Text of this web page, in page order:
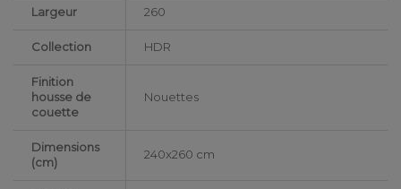
Largeur 260
Collection HDR
Finition
housse de
couette
Nouettes
Dimensions
(cm)
240x260 cm